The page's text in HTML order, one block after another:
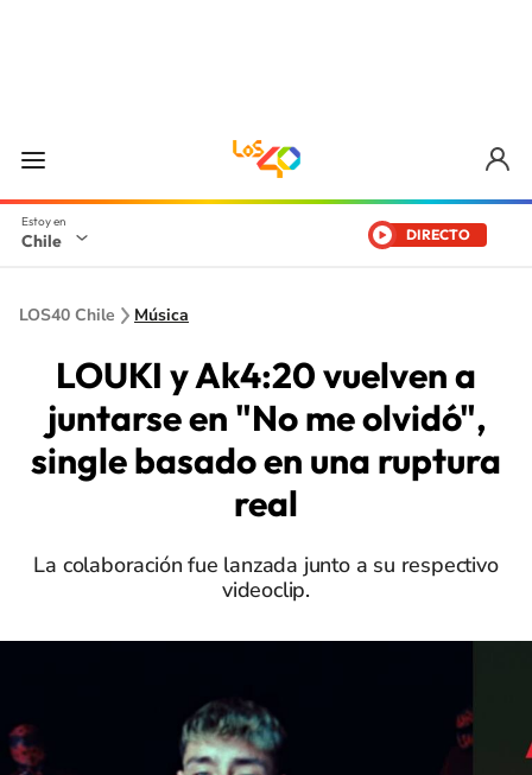
Chile DIRECTO
LOS40 Chile Música
LOUKI y Ak4:20 vuelven a
juntarse en "No me olvidó",
single basado en una ruptura
real
La colaboración fue lanzada junto a su respectivo
videoclip.